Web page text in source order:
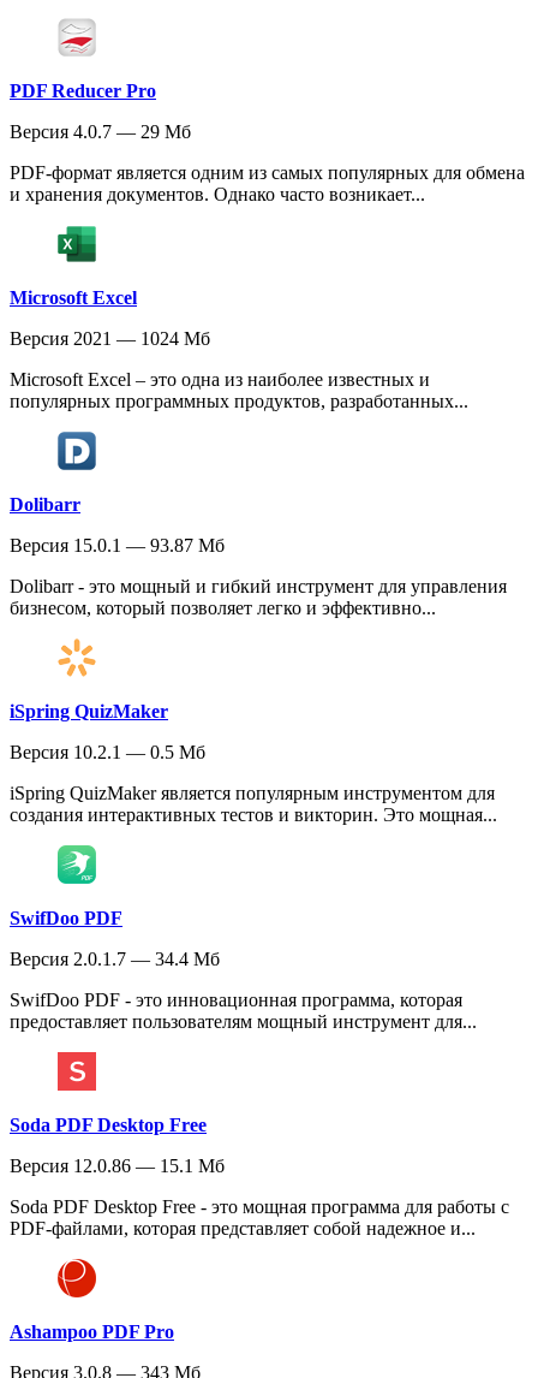
PDF Reducer Pro
Версия 4.0.7 — 29 Мб
PDF-формат является одним из самых популярных для обмена
и хранения документов. Однако часто возникает...
Microsoft Excel
Версия 2021 — 1024 Мб
Microsoft Excel – это одна из наиболее известных и
популярных программных продуктов, разработанных...
Dolibarr
Версия 15.0.1 — 93.87 Мб
Dolibarr - это мощный и гибкий инструмент для управления
бизнесом, который позволяет легко и эффективно...
iSpring QuizMaker
Версия 10.2.1 — 0.5 Мб
iSpring QuizMaker является популярным инструментом для
создания интерактивных тестов и викторин. Это мощная...
SwifDoo PDF
Версия 2.0.1.7 — 34.4 Мб
SwifDoo PDF - это инновационная программа, которая
предоставляет пользователям мощный инструмент для...
Soda PDF Desktop Free
Версия 12.0.86 — 15.1 Мб
Soda PDF Desktop Free - это мощная программа для работы с
PDF-файлами, которая представляет собой надежное и...
Ashampoo PDF Pro
Версия 3.0.8 — 343 Мб